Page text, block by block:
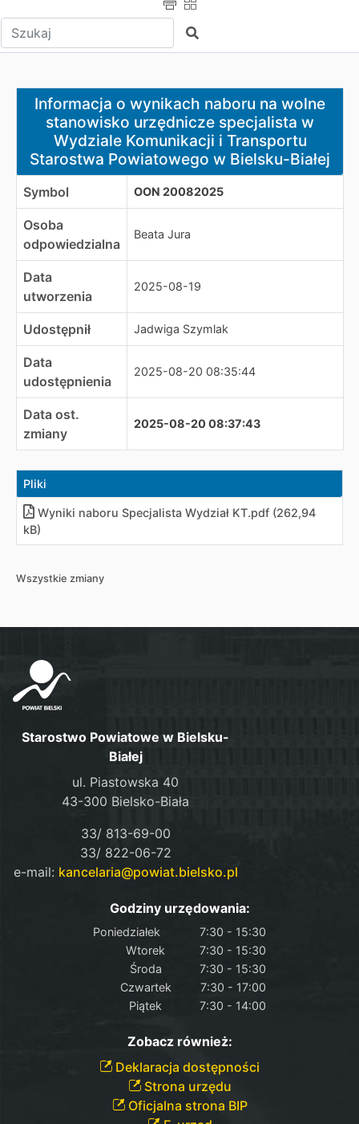
Wpisz tekst do wyszukania Szukaj
Informacja o wynikach naboru na wolne stanowisko
Informacja o wynikach naboru na wolne
stanowisko urzędnicze specjalista w
Wydziale Komunikacji i Transportu
Starostwa Powiatowego w Bielsku-Białej
Symbol OON 20082025
Osoba
odpowiedzialna
Beata Jura
Data
utworzenia
2025-08-19
Udostępnił Jadwiga Szymlak
Data
udostępnienia
2025-08-20 08:35:44
Data ost.
zmiany
2025-08-20 08:37:43
Pliki
Wyniki naboru Specjalista Wydział KT.pdf (262,94
kB)
Wszystkie zmiany
Starostwo Powiatowe w Bielsku-
Białej
ul. Piastowska 40
43-300 Bielsko-Biała
33/ 813-69-00
33/ 822-06-72
e-mail: kancelaria@powiat.bielsko.pl
Godziny urzędowania:
Poniedziałek
7:30 - 15:30
Wtorek
7:30 - 15:30
Środa
7:30 - 15:30
Czwartek
7:30 - 17:00
Piątek
7:30 - 14:00
Zobacz również:
Deklaracja dostępności
Strona urzędu
Oficjalna strona BIP